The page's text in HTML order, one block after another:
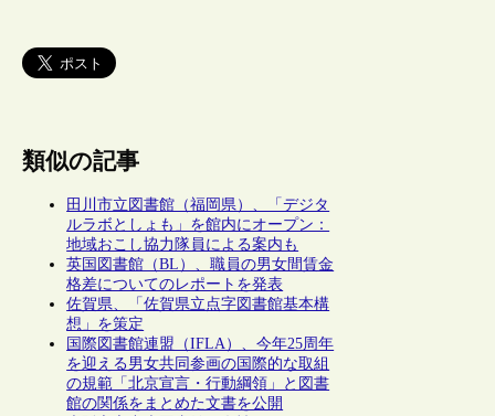
類似の記事
田川市立図書館（福岡県）、「デジタ
ルラボとしょも」を館内にオープン：
地域おこし協力隊員による案内も
英国図書館（BL）、職員の男女間賃金
格差についてのレポートを発表
佐賀県、「佐賀県立点字図書館基本構
想」を策定
国際図書館連盟（IFLA）、今年25周年
を迎える男女共同参画の国際的な取組
の規範「北京宣言・行動綱領」と図書
館の関係をまとめた文書を公開